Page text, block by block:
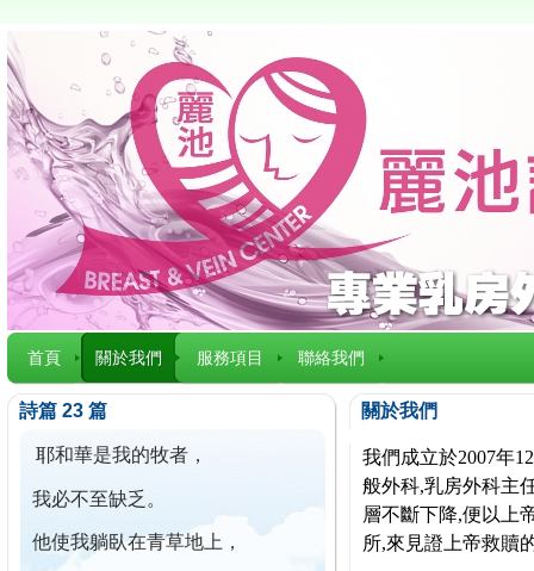
首頁 關於我們 服務項目 聯絡我們
詩篇 23 篇
耶和華是我的牧者，
我必不至缺乏。
他使我躺臥在青草地上，
關於我們
我們成立於2007年
般外科,乳房外科主
層不斷下降,便以上
所,來見證上帝救贖